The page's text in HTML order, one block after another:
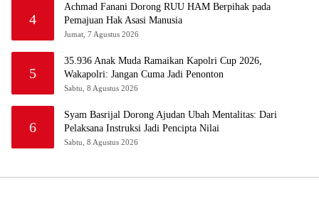
4
Achmad Fanani Dorong RUU HAM Berpihak pada
Pemajuan Hak Asasi Manusia
Jumat, 7 Agustus 2026
5
35.936 Anak Muda Ramaikan Kapolri Cup 2026,
Wakapolri: Jangan Cuma Jadi Penonton
Sabtu, 8 Agustus 2026
6
Syam Basrijal Dorong Ajudan Ubah Mentalitas: Dari
Pelaksana Instruksi Jadi Pencipta Nilai
Sabtu, 8 Agustus 2026